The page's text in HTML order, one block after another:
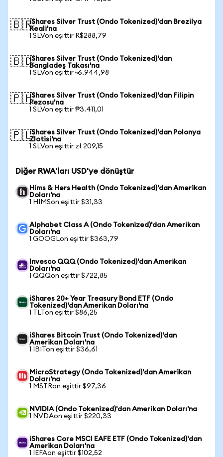
🇧🇷iShares Silver Trust (Ondo Tokenized)'dan Brezilya
Reali'na
1 SLVon eşittir R$288,79
🇧🇩iShares Silver Trust (Ondo Tokenized)'dan
Bangladeş Takası'na
1 SLVon eşittir ৳6.944,98
🇵🇭iShares Silver Trust (Ondo Tokenized)'dan Filipin
Pezosu'na
1 SLVon eşittir ₱3.411,01
🇵🇱iShares Silver Trust (Ondo Tokenized)'dan Polonya
Zlotisi'na
1 SLVon eşittir zł 209,15
Diğer RWA'ları USD'ye dönüştür
Hims & Hers Health (Ondo Tokenized)'dan Amerikan
Doları'na
1 HIMSon eşittir $31,33
Alphabet Class A (Ondo Tokenized)'dan Amerikan
Doları'na
1 GOOGLon eşittir $363,79
Invesco QQQ (Ondo Tokenized)'dan Amerikan
Doları'na
1 QQQon eşittir $722,85
iShares 20+ Year Treasury Bond ETF (Ondo
Tokenized)'dan Amerikan Doları'na
1 TLTon eşittir $86,25
iShares Bitcoin Trust (Ondo Tokenized)'dan
Amerikan Doları'na
1 IBITon eşittir $36,61
MicroStrategy (Ondo Tokenized)'dan Amerikan
Doları'na
1 MSTRon eşittir $97,36
NVIDIA (Ondo Tokenized)'dan Amerikan Doları'na
1 NVDAon eşittir $220,33
iShares Core MSCI EAFE ETF (Ondo Tokenized)'dan
Amerikan Doları'na
1 IEFAon eşittir $102,52